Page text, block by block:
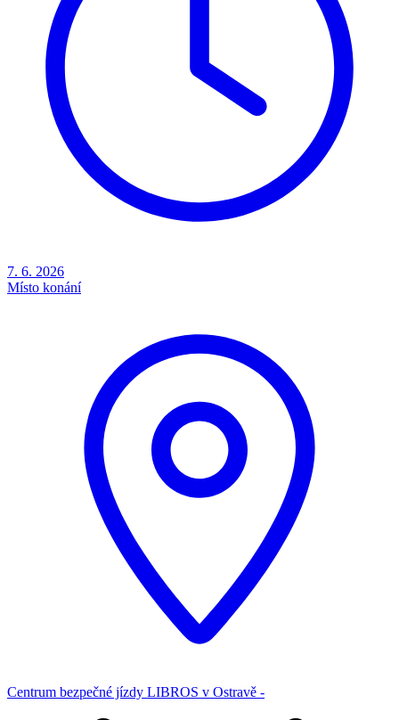
7. 6. 2026
Místo konání
Centrum bezpečné jízdy LIBROS v Ostravě -